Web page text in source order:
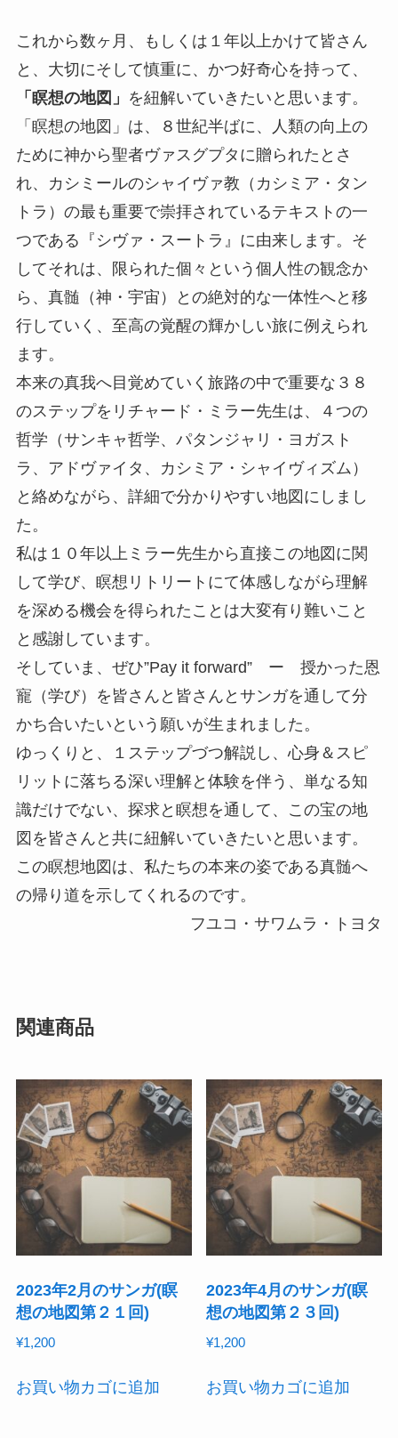
２
回)
個
これから数ヶ月、もしくは１年以上かけて皆さん
と、大切にそして慎重に、かつ好奇心を持って、
「瞑想の地図」 を紐解いていきたいと思います。
「瞑想の地図」は、８世紀半ばに、人類の向上の
ために神から聖者ヴァスグプタに贈られたとさ
れ、カシミールのシャイヴァ教（カシミア・タン
トラ）の最も重要で崇拝されているテキストの一
つである『シヴァ・スートラ』に由来します。そ
してそれは、限られた個々という個人性の観念か
ら、真髄（神・宇宙）との絶対的な一体性へと移
行していく、至高の覚醒の輝かしい旅に例えられ
ます。
本来の真我へ目覚めていく旅路の中で重要な３８
のステップをリチャード・ミラー先生は、４つの
哲学（サンキャ哲学、パタンジャリ・ヨガスト
ラ、アドヴァイタ、カシミア・シャイヴィズム）
と絡めながら、詳細で分かりやすい地図にしまし
た。
私は１０年以上ミラー先生から直接この地図に関
して学び、瞑想リトリートにて体感しながら理解
を深める機会を得られたことは大変有り難いこと
と感謝しています。
そしていま、ぜひ”Pay it forward” ー 授かった恩
寵（学び）を皆さんと皆さんとサンガを通して分
かち合いたいという願いが生まれました。
ゆっくりと、１ステップづつ解説し、心身＆スピ
リットに落ちる深い理解と体験を伴う、単なる知
識だけでない、探求と瞑想を通して、この宝の地
図を皆さんと共に紐解いていきたいと思います。
この瞑想地図は、私たちの本来の姿である真髄へ
の帰り道を示してくれるのです。
フユコ・サワムラ・トヨタ
関連商品
2023年2月のサンガ(瞑
想の地図第２１回)
¥1,200
お買い物カゴに追加
2023年4月のサンガ(瞑
想の地図第２３回)
¥1,200
お買い物カゴに追加